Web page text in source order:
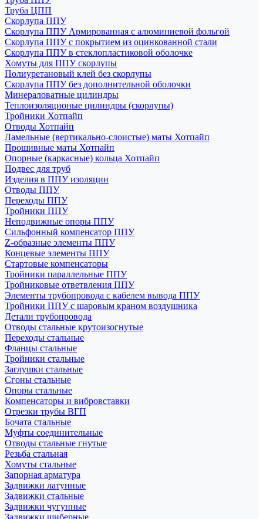
Труба ЦПП
Скорлупа ППУ
Скорлупа ППУ Армированная с алюминиевой фольгой
Скорлупа ППУ с покрытием из оцинкованной стали
Скорлупа ППУ в стеклопластиковой оболочке
Хомуты для ППУ скорлупы
Полиуретановый клей без скорлупы
Скорлупа ППУ без дополнительной оболочки
Минераловатные цилиндры
Теплоизоляционые цилиндры (скорлупы)
Тройники Хотпайп
Отводы Хотпайп
Ламельные (вертикально-слоистые) маты Хотпайп
Прошивные маты Хотпайп
Опорные (каркасные) кольца Хотпайп
Подвес для труб
Изделия в ППУ изоляции
Отводы ППУ
Переходы ППУ
Тройники ППУ
Неподвижные опоры ППУ
Cильфонный компенсатор ППУ
Z-образные элементы ППУ
Концевые элементы ППУ
Стартовые компенсаторы
Тройники параллельные ППУ
Тройниковые ответвления ППУ
Элементы трубопровода с кабелем вывода ППУ
Тройники ППУ с шаровым краном воздушника
Детали трубопровода
Отводы стальные крутоизогнутые
Переходы стальные
Фланцы стальные
Тройники стальные
Заглушки стальные
Сгоны стальные
Опоры стальные
Компенсаторы и вибровставки
Отрезки трубы ВГП
Бочата стальные
Муфты соединительные
Отводы стальные гнутые
Резьба стальная
Хомуты стальные
Запорная арматура
Задвижки латунные
Задвижки стальные
Задвижки чугунные
Задвижки шиберные